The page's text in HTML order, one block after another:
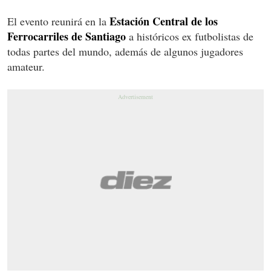
El evento reunirá en la Estación Central de los
Ferrocarriles de Santiago a históricos ex futbolistas de
todas partes del mundo, además de algunos jugadores
amateur.